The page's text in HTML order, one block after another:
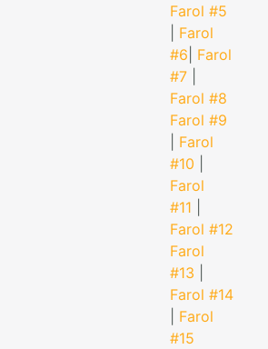
Farol #5
Farol
#6 Farol
#7
Farol #8
Farol #9
Farol
#10
Farol
#11
Farol #12
Farol
#13
Farol #14
Farol
#15